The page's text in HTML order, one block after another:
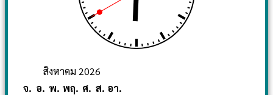
สิงหาคม 2026
จ. อ. พ. พฤ. ศ. ส. อา.